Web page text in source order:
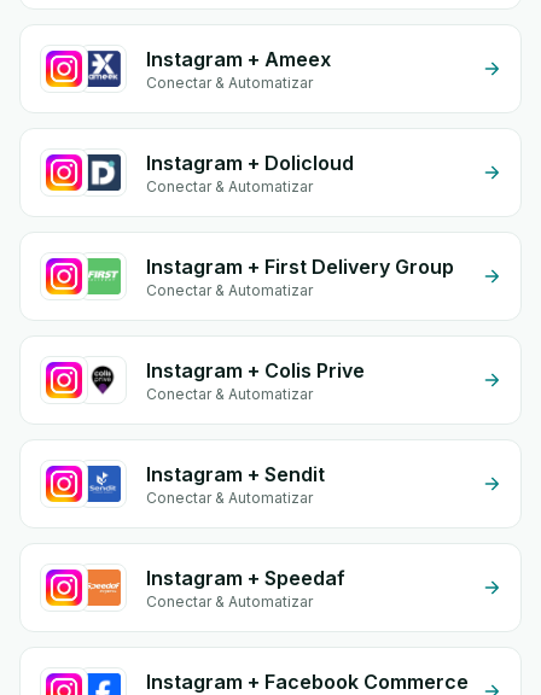
Instagram + Ameex
Conectar & Automatizar
Instagram + Dolicloud
Conectar & Automatizar
Instagram + First Delivery Group
Conectar & Automatizar
Instagram + Colis Prive
Conectar & Automatizar
Instagram + Sendit
Conectar & Automatizar
Instagram + Speedaf
Conectar & Automatizar
Instagram + Facebook Commerce